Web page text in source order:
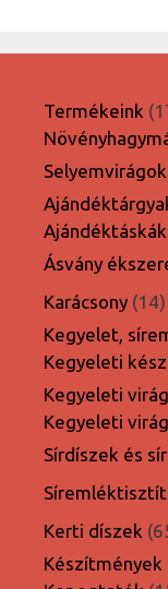
Termékeink
Selyemvirágok
Ajándéktáskák
Ásvány
Karácsony 14
Kegyelet,
Kegyeleti
Kegyeleti
Kegyeleti
Sírdíszek és
Kerti díszek
Készítmények